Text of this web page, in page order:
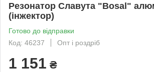
Резонатор Славута "Bosal"
(інжектор)
Готово до відправки
Код: 46237
Опт і роздріб
1 151 ₴